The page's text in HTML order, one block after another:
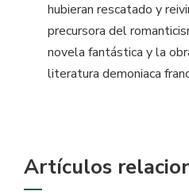
hubieran rescatado y
precursora del
novela fantástica y la
literatura demoniaca
Artículos